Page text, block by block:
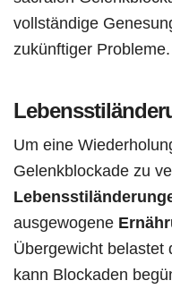
vollständige
zukünftiger Probleme.
Um eine
Gelenkblockade zu
ausgewogene
Übergewicht belastet
kann Blockaden